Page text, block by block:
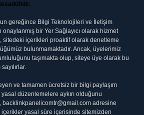
gereğince Bilgi Teknolojileri ve İletişim
onaylanmış bir Yer Sağlayıcı olarak hizmet
sitedeki içerikleri proaktif olarak denetleme
bulunmamaktadır. Ancak, üyelerimiz
taşımakta olup, siteye üye olarak bu
ve tamamen ücretsiz bir bilgi paylaşım
düzenlemelere aykırı olduğunu
backlinkpanelicomtr@gmail.com adresine
yasal süre içerisinde sitemizden